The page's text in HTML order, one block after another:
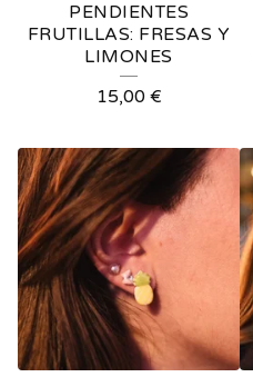
PENDIENTES
FRUTILLAS: FRESAS Y
LIMONES
15,00 €